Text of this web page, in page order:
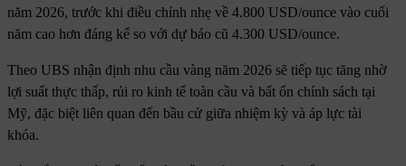
năm 2026, trước khi điều chỉnh nhẹ về 4.800 USD/ounce vào cuối
năm cao hơn đáng kể so với dự báo cũ 4.300 USD/ounce.
Theo UBS nhận định nhu cầu vàng năm 2026 sẽ tiếp tục tăng nhờ
lợi suất thực thấp, rủi ro kinh tế toàn cầu và bất ổn chính sách tại
Mỹ, đặc biệt liên quan đến bầu cử giữa nhiệm kỳ và áp lực tài
khóa.